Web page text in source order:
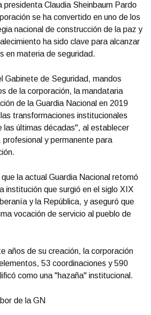
presidenta Claudia Sheinbaum Pardo
se ha convertido en uno de los
nacional de construcción de la paz y
ha sido clave para alcanzar
en materia de seguridad.
Gabinete de Seguridad, mandos
de la corporación, la mandataria
de la Guardia Nacional en 2019
transformaciones institucionales
las últimas décadas", al establecer
profesional y permanente para
la actual Guardia Nacional retomó
institución que surgió en el siglo XIX
y la República, y aseguró que
vocación de servicio al pueblo de
años de su creación, la corporación
53 coordinaciones y 590
como una "hazaña" institucional.
de la GN